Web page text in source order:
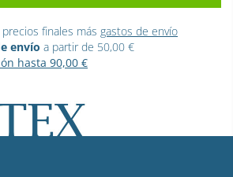
finales más gastos de envío
envío a partir de 50,00 €
hasta 90,00 €